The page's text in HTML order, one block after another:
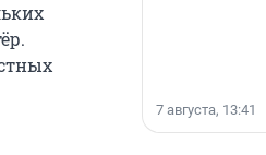
7 августа, 13:41